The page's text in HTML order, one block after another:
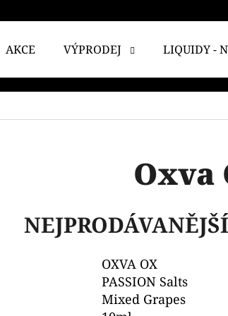
AKCE VÝPRODEJ LIQUIDY -
Oxva
NEJPRODÁVANĚJŠÍ
OXVA OX
PASSION Salts
Mixed Grapes
POTŘEBUJETE
DOPORUČUJEME